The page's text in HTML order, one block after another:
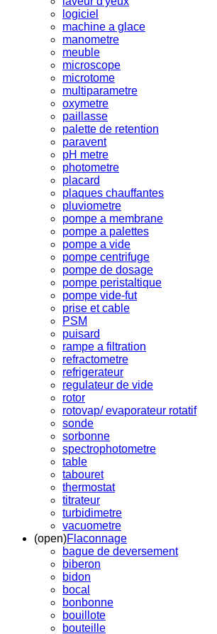
logiciel
machine a glace
manometre
meuble
microscope
microtome
multiparametre
oxymetre
paillasse
palette de retention
paravent
pH metre
photometre
placard
plaques chauffantes
pluviometre
pompe a membrane
pompe a palettes
pompe a vide
pompe centrifuge
pompe de dosage
pompe peristaltique
pompe vide-fut
prise et cable
PSM
puisard
rampe a filtration
refractometre
refrigerateur
regulateur de vide
rotor
rotovap/ evaporateur rotatif
sonde
sorbonne
spectrophotometre
table
tabouret
thermostat
titrateur
turbidimetre
vacuometre
(open)Flaconnage
bague de deversement
biberon
bidon
bocal
bonbonne
bouillote
bouteille